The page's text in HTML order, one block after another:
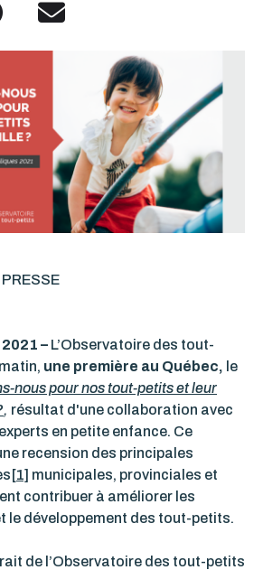
– L’Observatoire des tout-
une première au Québec, le
nous pour nos tout-petits et leur
, résultat d'une collaboration avec
en petite enfance. Ce
recension des principales
[1] municipales, provinciales et
contribuer à améliorer les
le développement des tout-petits.
de l’Observatoire des tout-petits